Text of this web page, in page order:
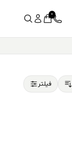
0
فیلتر